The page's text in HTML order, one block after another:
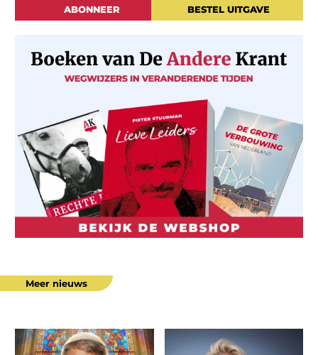
ABONNEER BESTEL UITGAVE
Meer nieuws
Verhoor
‘coronapaus’